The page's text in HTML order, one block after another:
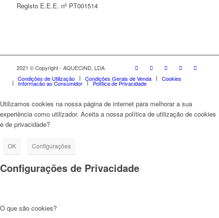
Registo E.E.E. nº PT001514
2021 © Copyright - AQUECIND, LDA
Condições de Utilização
Condições Gerais de Venda Cookies
Informação ao Consumidor Política de Privacidade
Utilizamos cookies na nossa página de internet para melhorar a sua
experiência como utilizador. Aceita a nossa política de utilização de cookies
e de privacidade?
OK Configurações
Configurações de Privacidade
O que são cookies?